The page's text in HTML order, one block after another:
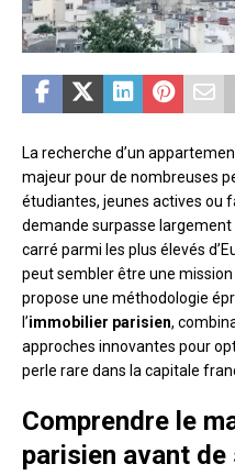
La recherche d’un
majeur pour de nombreuses
étudiantes, jeunes actives ou
demande surpasse largement
carré parmi les plus élevés
peut sembler être une
propose une méthodologie
l’immobilier parisien,
approches innovantes pour
perle rare dans la capitale
Comprendre le
parisien avant de